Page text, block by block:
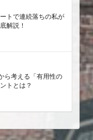
トで連続落ちの私が
解説！
ら考える「有用性の
トとは？